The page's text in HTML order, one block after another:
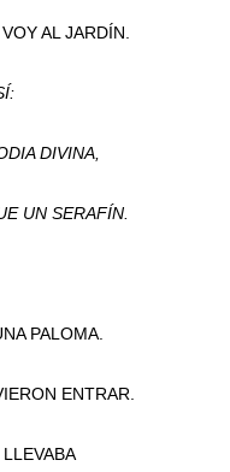
AL JARDÍN.
DIVINA,
UN SERAFÍN.
PALOMA.
ENTRAR.